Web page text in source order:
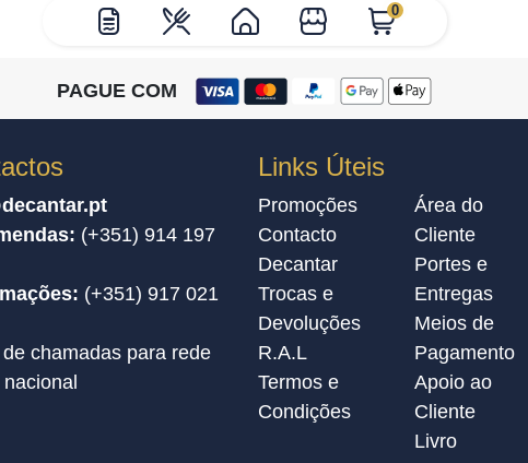
0
PAGUE COM
(+351) 914 197
(+351) 917 021
chamadas para rede
Links Úteis
Promoções
Contacto
Decantar
Trocas e
Devoluções
R.A.L
Termos e
Condições
Área do
Cliente
Portes e
Entregas
Meios de
Pagamento
Apoio ao
Cliente
Livro